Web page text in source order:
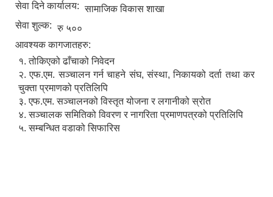
सेवा दिने कार्यालय: सामाजिक विकास शाखा
सेवा शुल्क: रु ५००
आवश्यक कागजातहरु:
१. तोकिएको ढाँचाको निवेदन
२. एफ.एम. सञ्चालन गर्न चाहने संघ, संस्था, निकायको दर्ता तथा कर
चुक्ता प्रमाणको प्रतिलिपि
३. एफ.एम. सञ्चालनको विस्तृत योजना र लगानीको स्रोत
४. सञ्चालक समितिको विवरण र नागरिता प्रमाणपत्रको प्रतिलिपि
५. सम्बन्धित वडाको सिफारिस